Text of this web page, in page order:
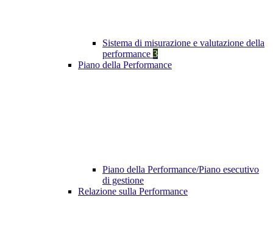
Sistema di misurazione e valutazione della
performance 3
Piano della Performance
Piano della Performance/Piano esecutivo
di gestione
Relazione sulla Performance